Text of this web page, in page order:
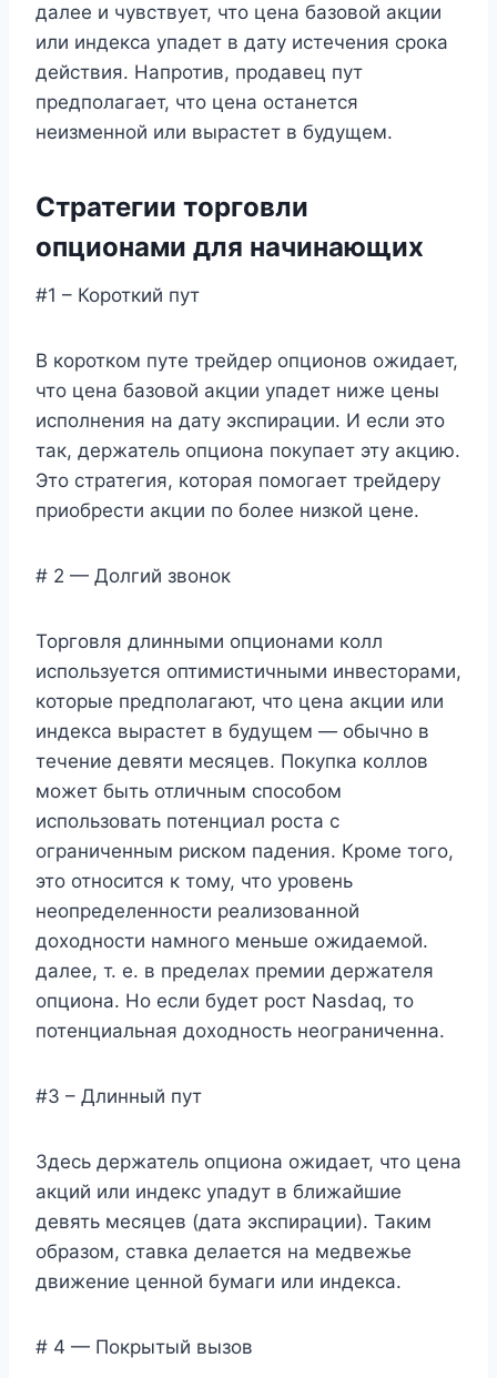
далее и чувствует, что цена базовой акции
или индекса упадет в дату истечения срока
действия. Напротив, продавец пут
предполагает, что цена останется
неизменной или вырастет в будущем.
Стратегии торговли
опционами для начинающих
#1 – Короткий пут
В коротком путе трейдер опционов ожидает,
что цена базовой акции упадет ниже цены
исполнения на дату экспирации. И если это
так, держатель опциона покупает эту акцию.
Это стратегия, которая помогает трейдеру
приобрести акции по более низкой цене.
# 2 — Долгий звонок
Торговля длинными опционами колл
используется оптимистичными инвесторами,
которые предполагают, что цена акции или
индекса вырастет в будущем — обычно в
течение девяти месяцев. Покупка коллов
может быть отличным способом
использовать потенциал роста с
ограниченным риском падения. Кроме того,
это относится к тому, что уровень
неопределенности реализованной
доходности намного меньше ожидаемой.
далее, т. е. в пределах премии держателя
опциона. Но если будет рост Nasdaq, то
потенциальная доходность неограниченна.
#3 – Длинный пут
Здесь держатель опциона ожидает, что цена
акций или индекс упадут в ближайшие
девять месяцев (дата экспирации). Таким
образом, ставка делается на медвежье
движение ценной бумаги или индекса.
# 4 — Покрытый вызов